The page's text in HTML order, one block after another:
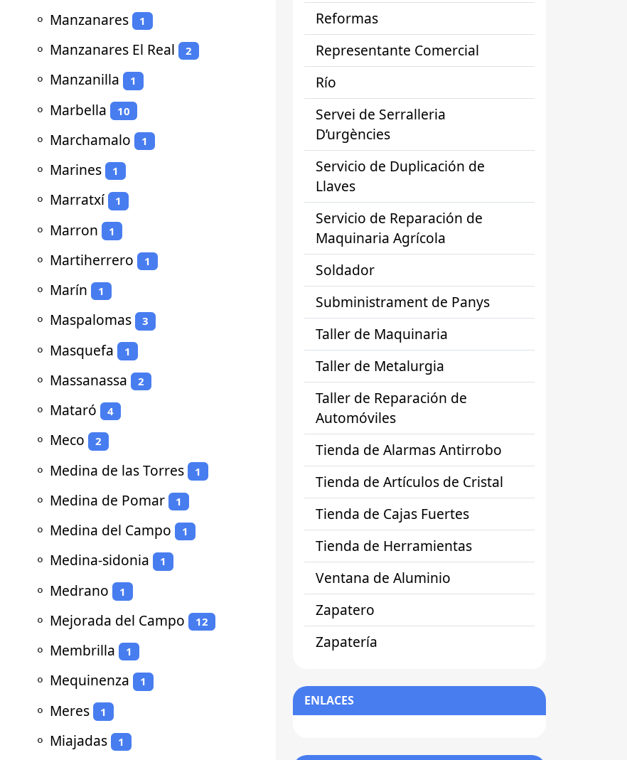
⚬ Manzanares 1
⚬ Manzanares El Real 2
⚬ Manzanilla 1
⚬ Marbella 10
⚬ Marchamalo 1
⚬ Marines 1
⚬ Marratxí 1
⚬ Marron 1
⚬ Martiherrero 1
⚬ Marín 1
⚬ Maspalomas 3
⚬ Masquefa 1
⚬ Massanassa 2
⚬ Mataró 4
⚬ Meco 2
⚬ Medina de las Torres 1
⚬ Medina de Pomar 1
⚬ Medina del Campo 1
⚬ Medina-sidonia 1
⚬ Medrano 1
⚬ Mejorada del Campo 12
⚬ Membrilla 1
⚬ Mequinenza 1
⚬ Meres 1
⚬ Miajadas 1
Reformas
Representante Comercial
Río
Servei de Serralleria
D’urgències
Servicio de Duplicación de
Llaves
Servicio de Reparación de
Maquinaria Agrícola
Soldador
Subministrament de Panys
Taller de Maquinaria
Taller de Metalurgia
Taller de Reparación de
Automóviles
Tienda de Alarmas Antirrobo
Tienda de Artículos de Cristal
Tienda de Cajas Fuertes
Tienda de Herramientas
Ventana de Aluminio
Zapatero
Zapatería
ENLACES